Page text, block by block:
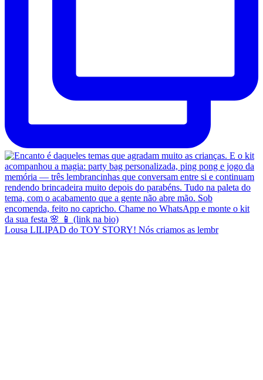
Lousa LILIPAD do TOY STORY! Nós criamos as lembr